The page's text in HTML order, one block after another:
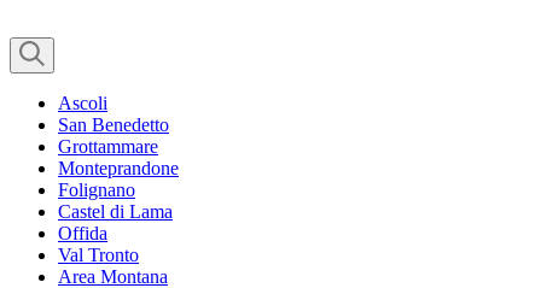
Ascoli
San Benedetto
Grottammare
Monteprandone
Folignano
Castel di Lama
Offida
Val Tronto
Area Montana